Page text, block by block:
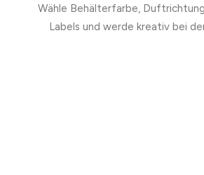
Wähle Behälterfarbe,
Labels und werde kreativ bei